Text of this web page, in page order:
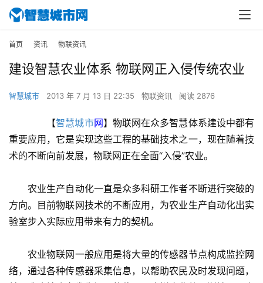
首页 资讯 物联资讯
建设智慧农业体系 物联网正入侵传统农业
智慧城市 2013 年 7 月 13 日 22:35 物联资讯 阅读 2876
【智慧城市网】物联网在众多智慧体系建设中都有
重要应用，它是实现这些工程的基础技术之一，现在随着技
术的不断向前发展，物联网正在全面“入侵”农业。
农业生产自动化一直是众多科研工作者不断进行突破的
方向。目前物联网技术的不断应用，为农业生产自动化出实
验室步入实际应用带来有力的契机。
农业物联网一般应用是将大量的传感器节点构成监控网
络，通过各种传感器采集信息，以帮助农民及时发现问题，